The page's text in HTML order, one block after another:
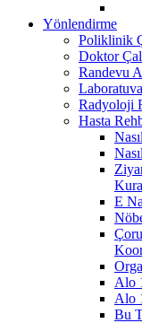
Yönlendirme
Poliklinik
Doktor
Randevu
Radyoloji
Hasta
E
Alo
Alo
Bu